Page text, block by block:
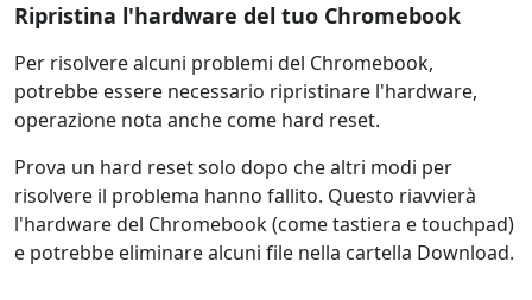
Ripristina l'hardware del tuo Chromebook
Per risolvere alcuni problemi del Chromebook,
potrebbe essere necessario ripristinare l'hardware,
operazione nota anche come hard reset.
Prova un hard reset solo dopo che altri modi per
risolvere il problema hanno fallito. Questo riavvierà
l'hardware del Chromebook (come tastiera e touchpad)
e potrebbe eliminare alcuni file nella cartella Download.